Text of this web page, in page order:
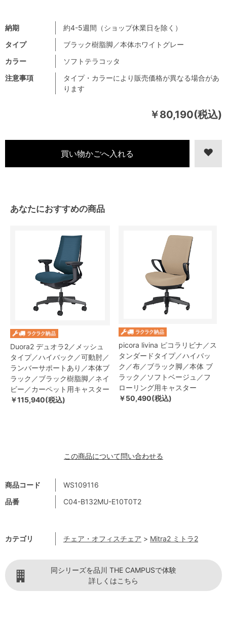
￥80,190(税込)
商品コード
WS109116
品番
C04-B132MU-E10T0T2
カテゴリ チェア・オフィスチェア > Mitra2 ミトラ2
注意事項
タイプ・カラーにより販売価格が異なる場合があ
ります
納期
約4-5週間（ショップ休業日を除く）
タイプ
ブラック樹脂脚／本体ホワイトグレー
カラー
ソフトテラコッタ
あなたにおすすめの商品
Duora2 デュオラ2／メッシュ
タイプ／ハイバック／可動肘／
ランバーサポートあり／本体ブ
ラック／ブラック樹脂脚／ネイ
ビー／カーペット用キャスター
￥115,940(税込)
picora livina ピコラリビナ／ス
タンダードタイプ／ハイバッ
ク／布／ブラック脚／本体 ブ
ラック／ソフトベージュ／フ
ローリング用キャスター
￥50,490(税込)
この商品について問い合わせる
同シリーズを品川 THE CAMPUSで体験
詳しくはこちら